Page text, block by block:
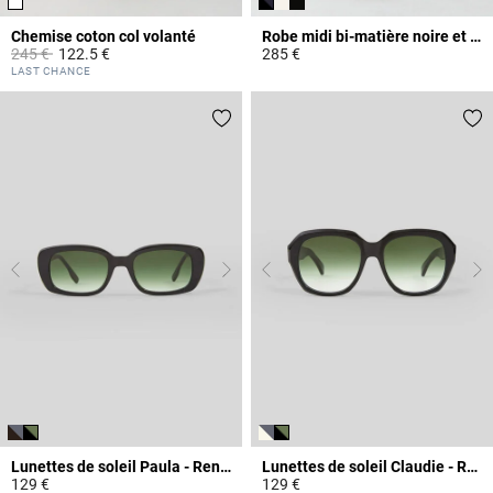
Chemise coton col volanté
Prix réduit à partir de
245 €à122.5 €
4,9 out of 5 Customer Rating
LAST CHANCE
Robe midi bi-matière noire et marine
285 €
Lunettes de soleil Paula - Rendel
129 €
Lunettes de soleil Claudie - Rendel
129 €